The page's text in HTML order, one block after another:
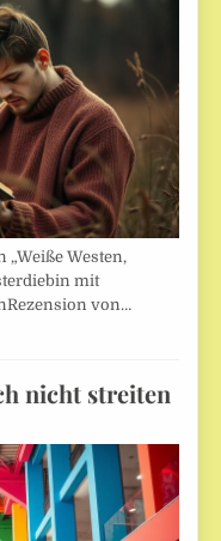
Westen,
mit
von…
nicht streiten